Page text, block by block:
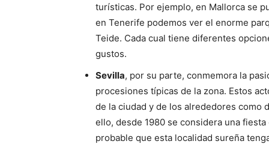
turísticas. Por ejemplo, en Mallorca se
en Tenerife podemos ver el enorme
Teide. Cada cual tiene diferentes
gustos.
Sevilla, por su parte, conmemora la
procesiones típicas de la zona. Estos
de la ciudad y de los alrededores como
ello, desde 1980 se considera una
probable que esta localidad sureña